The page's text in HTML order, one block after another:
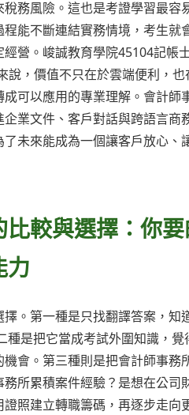
務風險。這也是考證學習最容
能不斷連結實務情境，考生就
營。峻誠教育學院45104記帳
說，價值不只在於雲端便利，
可以應用的專業理解。會計師
業文件、客戶對話與跨語言商
未來能成為一個讓客戶放心、
較與選擇：你要
力
。第一種是只找翻譯答案，
是把它當成考試外圍知識，覺
會。第三種則是把會計師事務
所累積案件經驗？是想在公司
照建立轉職籌碼，再逐步走向